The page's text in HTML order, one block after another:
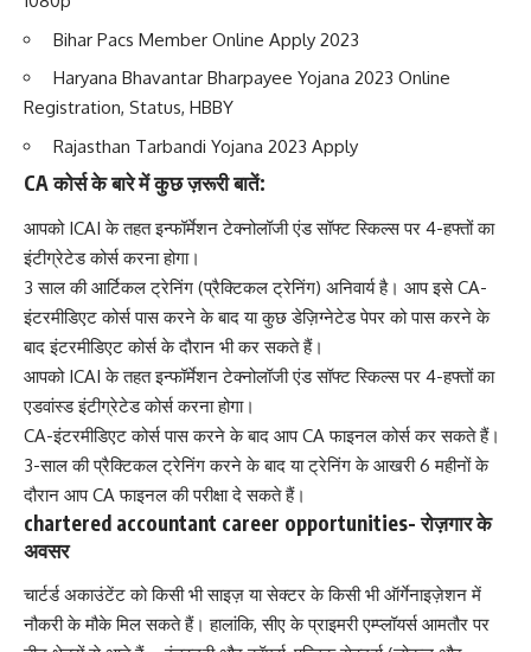
Bihar Pacs Member Online Apply 2023
Haryana Bhavantar Bharpayee Yojana 2023 Online
Registration, Status, HBBY
Rajasthan Tarbandi Yojana 2023 Apply
CA कोर्स के बारे में कुछ ज़रूरी बातें:
आपको ICAI के तहत इन्फॉर्मेशन टेक्नोलॉजी एंड सॉफ्ट स्किल्स पर 4-हफ्तों का
इंटीग्रेटेड कोर्स करना होगा।
3 साल की आर्टिकल ट्रेनिंग (प्रैक्टिकल ट्रेनिंग) अनिवार्य है। आप इसे CA-
इंटरमीडिएट कोर्स पास करने के बाद या कुछ डेज़िग्नेटेड पेपर को पास करने के
बाद इंटरमीडिएट कोर्स के दौरान भी कर सकते हैं।
आपको ICAI के तहत इन्फॉर्मेशन टेक्नोलॉजी एंड सॉफ्ट स्किल्स पर 4-हफ्तों का
एडवांस्ड इंटीग्रेटेड कोर्स करना होगा।
CA-इंटरमीडिएट कोर्स पास करने के बाद आप CA फाइनल कोर्स कर सकते हैं।
3-साल की प्रैक्टिकल ट्रेनिंग करने के बाद या ट्रेनिंग के आखरी 6 महीनों के
दौरान आप CA फाइनल की परीक्षा दे सकते हैं।
chartered accountant career opportunities-रोज़गार के
अवसर
चार्टर्ड अकाउंटेंट को किसी भी साइज़ या सेक्टर के किसी भी ऑर्गेनाइज़ेशन में
नौकरी के मौके मिल सकते हैं। हालांकि, सीए के प्राइमरी एम्प्लॉयर्स आमतौर पर